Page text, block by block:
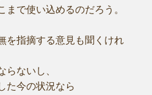
で使い込めるのだろう。
を指摘する意見も聞くけれ
らないし、
た今の状況なら